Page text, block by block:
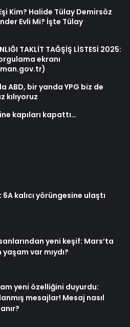
Kim? Halide Tülay Demirsöz
Evli Mi? İşte Tülay
TAKLİT TAĞŞİŞ LİSTESİ 2025:
ekranı
ABD, bir yanda YPG biz de
kılıyoruz
kapıları kapattı…
kalıcı yörüngesine ulaştı
yeni keşif: Mars’ta
var mıydı?
yeni özelliğini duyurdu:
mesajlar! Mesaj nasıl